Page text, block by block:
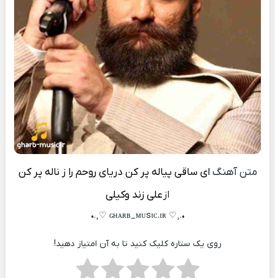
متن آهنگ ای ﺳﺎﻗﻰ ﭘﻴﺎﻟﻪ ﭘﺮ ﻛﻦ درﻳﺎی روﺣﻢ را ز ﻧﺎﻟﻪ ﭘﺮ ﻛﻦ
ازعلی زند وکیلی
•.¸♡ ɢʜᴀʀʙ_ᴍᴜsɪᴄ.ɪʀ ♡¸.•
روی یک ستاره کلیک کنید تا به آن امتیاز دهید!